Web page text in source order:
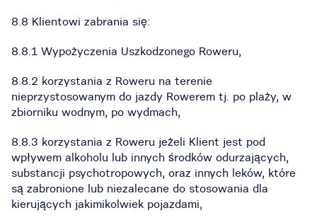
8.8 Klientowi zabrania się:
8.8.1 Wypożyczenia Uszkodzonego Roweru,
8.8.2 korzystania z Roweru na terenie
nieprzystosowanym do jazdy Rowerem tj. po plaży, w
zbiorniku wodnym, po wydmach,
8.8.3 korzystania z Roweru jeżeli Klient jest pod
wpływem alkoholu lub innych środków odurzających,
substancji psychotropowych, oraz innych leków, które
są zabronione lub niezalecane do stosowania dla
kierujących jakimikolwiek pojazdami,